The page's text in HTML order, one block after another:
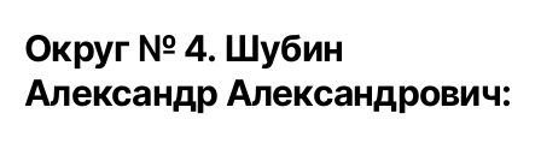
Округ № 4. Шубин
Александр Александрович: